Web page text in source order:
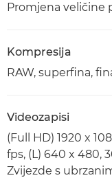
Promjena veličine
Kompresija
RAW, superfina,
Videozapisi
(Full HD) 1920 x
fps, (L) 640 x 480,
Zvijezde s